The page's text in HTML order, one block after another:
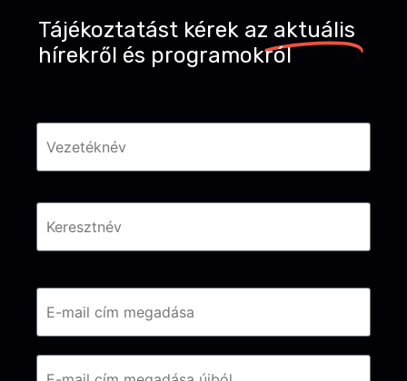
Tájékoztatást kérek az aktuális
hírekről és programokról
Név *
Email *